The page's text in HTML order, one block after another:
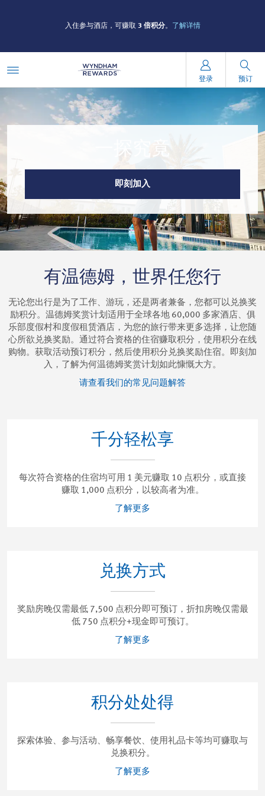
入住参与酒店，可赚取 3 倍积分。 了解详情
登录 预订
一探究竟
即刻加入
有温德姆，世界任您行
无论您出行是为了工作、游玩，还是两者兼备，您都可以兑换奖
励积分。温德姆奖赏计划适用于全球各地 60,000 多家酒店、俱
乐部度假村和度假租赁酒店，为您的旅行带来更多选择，让您随
心所欲兑换奖励。通过符合资格的住宿赚取积分，使用积分在线
购物。获取活动预订积分，然后使用积分兑换奖励住宿。即刻加
入，了解为何温德姆奖赏计划如此慷慨大方。
请查看我们的常见问题解答
千分轻松享
每次符合资格的住宿均可用 1 美元赚取 10 点积分，或直接
赚取 1,000 点积分，以较高者为准。
了解更多
兑换方式
奖励房晚仅需最低 7,500 点积分即可预订，折扣房晚仅需最
低 750 点积分+现金即可预订。
了解更多
积分处处得
探索体验、参与活动、畅享餐饮、使用礼品卡等均可赚取与
兑换积分。
了解更多